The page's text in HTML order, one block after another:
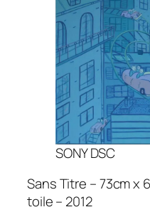
SONY DSC
Sans Titre – 73cm x
toile – 2012